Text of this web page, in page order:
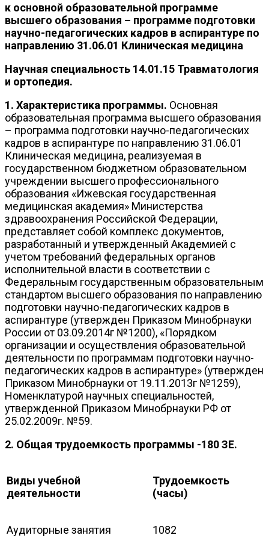
к основной образовательной программе
высшего образования – программе подготовки
научно-педагогических кадров в аспирантуре по
направлению 31.06.01 Клиническая медицина
Научная специальность 14.01.15 Травматология
и ортопедия.
1. Характеристика программы. Основная
образовательная программа высшего образования
– программа подготовки научно-педагогических
кадров в аспирантуре по направлению 31.06.01
Клиническая медицина, реализуемая в
государственном бюджетном образовательном
учреждении высшего профессионального
образования «Ижевская государственная
медицинская академия» Министерства
здравоохранения Российской Федерации,
представляет собой комплекс документов,
разработанный и утвержденный Академией с
учетом требований федеральных органов
исполнительной власти в соответствии с
Федеральным государственным образовательным
стандартом высшего образования по направлению
подготовки научно-педагогических кадров в
аспирантуре (утвержден Приказом Минобрнауки
России от 03.09.2014г №1200), «Порядком
организации и осуществления образовательной
деятельности по программам подготовки научно-
педагогических кадров в аспирантуре» (утвержден
Приказом Минобрнауки от 19.11.2013г №1259),
Номенклатурой научных специальностей,
утвержденной Приказом Минобрнауки РФ от
25.02.2009г. №59.
2. Общая трудоемкость программы -180 ЗЕ.
Виды учебной
деятельности
Трудоемкость
(часы)
Аудиторные занятия 1082